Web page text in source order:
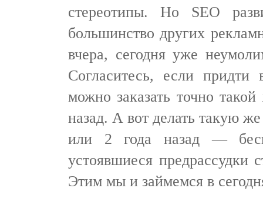
стереотипы. Но SEO
большинство других
вчера, сегодня уже
Согласитесь, если
можно заказать точно
назад. А вот делать такую
или 2 года назад —
устоявшиеся предрассудки
Этим мы и займемся в